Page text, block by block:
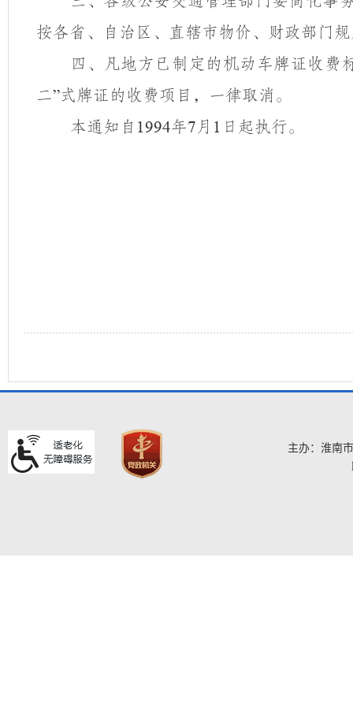
按各省、自治区、直辖市物价、财政部门
四、凡地方已制定的机动车牌证收
二”式牌证的收费项目，一律取消。
本通知自 1994年7 月 1 日起执行。
主办：淮南